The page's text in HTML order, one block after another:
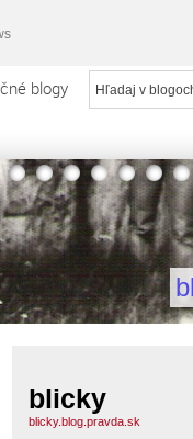
blogy
blicky
blicky.blog.pravda.sk